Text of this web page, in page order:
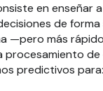
en enseñar
de forma
—pero más
procesamiento
predictivos para: